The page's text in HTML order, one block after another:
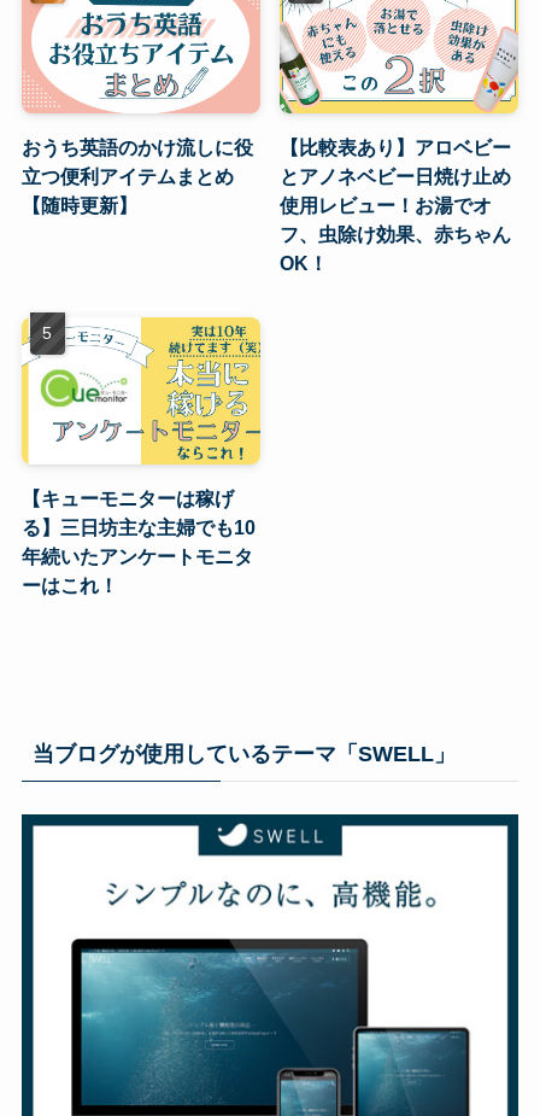
おうち英語のかけ流しに役
立つ便利アイテムまとめ
【随時更新】
【比較表あり】アロベビー
とアノネベビー日焼け止め
使用レビュー！お湯でオ
フ、虫除け効果、赤ちゃん
OK！
【キューモニターは稼げ
る】三日坊主な主婦でも10
年続いたアンケートモニタ
ーはこれ！
当ブログが使用しているテーマ「SWELL」